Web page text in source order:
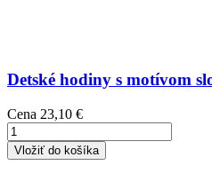
Detské hodiny s motívom
Cena 23,10 €
Vložiť do košíka